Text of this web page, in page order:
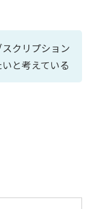
クリプション
と考えている